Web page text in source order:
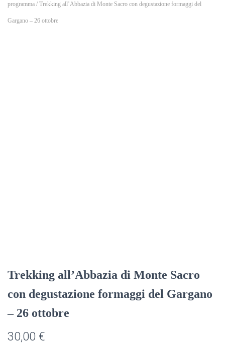
programma / Trekking all’Abbazia di Monte Sacro con degustazione formaggi del
Gargano – 26 ottobre
Trekking all’Abbazia di Monte Sacro
con degustazione formaggi del Gargano
– 26 ottobre
30,00 €